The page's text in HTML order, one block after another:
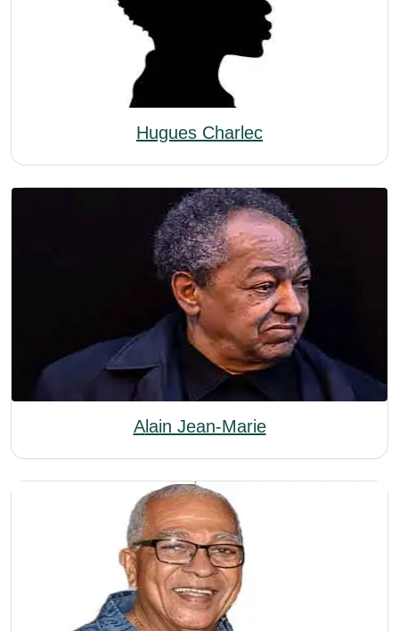
Hugues Charlec
Alain Jean-Marie